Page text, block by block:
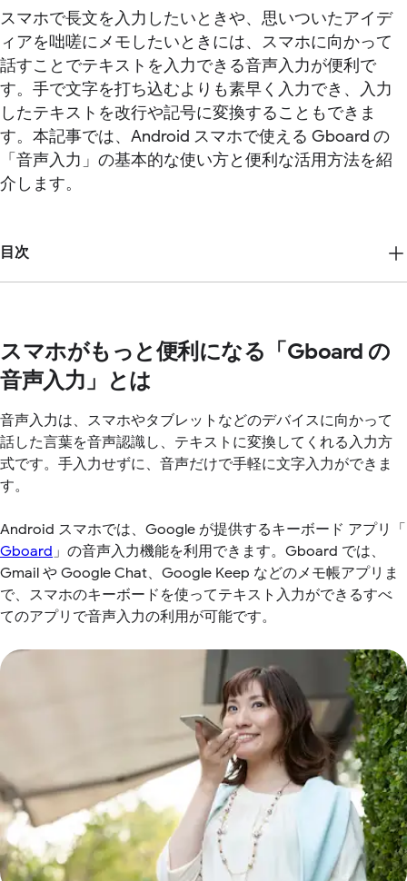
スマホで長文を入力したいときや、思いついたアイデ
ィアを咄嗟にメモしたいときには、スマホに向かって
話すことでテキストを入力できる音声入力が便利で
す。手で文字を打ち込むよりも素早く入力でき、入力
したテキストを改行や記号に変換することもできま
す。本記事では、Android スマホで使える Gboard の
「音声入力」の基本的な使い方と便利な活用方法を紹
介します。
目次
スマホがもっと便利になる「Gboard の
音声入力」とは
音声入力は、スマホやタブレットなどのデバイスに向かって
話した言葉を音声認識し、テキストに変換してくれる入力方
式です。手入力せずに、音声だけで手軽に文字入力ができま
す。
Android スマホでは、Google が提供するキーボード アプリ「
Gboard」の音声入力機能を利用できます。Gboard では、
Gmail や Google Chat、Google Keep などのメモ帳アプリま
で、スマホのキーボードを使ってテキスト入力ができるすべ
てのアプリで音声入力の利用が可能です。